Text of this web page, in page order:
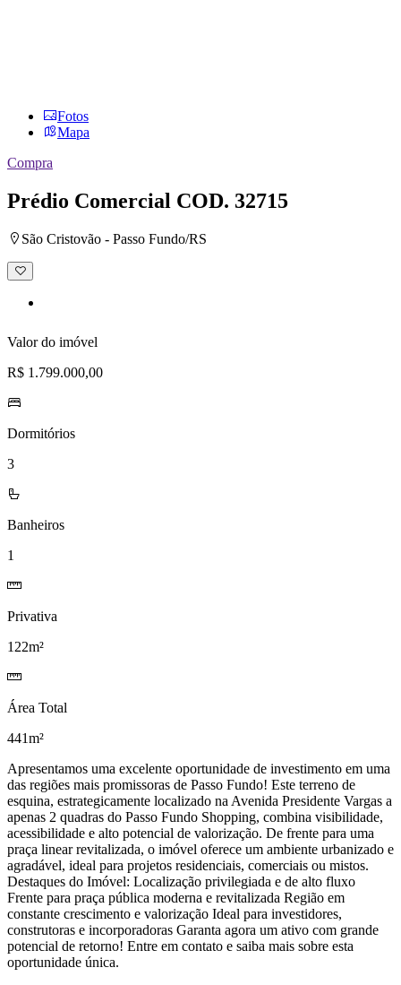
Fotos
Mapa
Compra
Prédio Comercial COD. 32715
São Cristovão - Passo Fundo/RS
Adicionar
à
Valor do imóvel
R$ 1.799.000,00
Dormitórios
3
Banheiros
1
Privativa
122m²
Área Total
441m²
Apresentamos uma excelente oportunidade de investimento em uma
das regiões mais promissoras de Passo Fundo! Este terreno de
esquina, estrategicamente localizado na Avenida Presidente Vargas a
apenas 2 quadras do Passo Fundo Shopping, combina visibilidade,
acessibilidade e alto potencial de valorização. De frente para uma
praça linear revitalizada, o imóvel oferece um ambiente urbanizado e
agradável, ideal para projetos residenciais, comerciais ou mistos.
Destaques do Imóvel: Localização privilegiada e de alto fluxo
Frente para praça pública moderna e revitalizada Região em
constante crescimento e valorização Ideal para investidores,
construtoras e incorporadoras Garanta agora um ativo com grande
potencial de retorno! Entre em contato e saiba mais sobre esta
oportunidade única.